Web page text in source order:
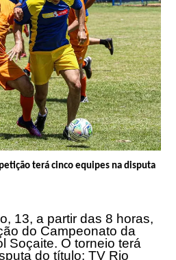
terá cinco equipes na disputa
13, a partir das 8 horas,
do Campeonato da
Soçaite. O torneio terá
do título: TV Rio